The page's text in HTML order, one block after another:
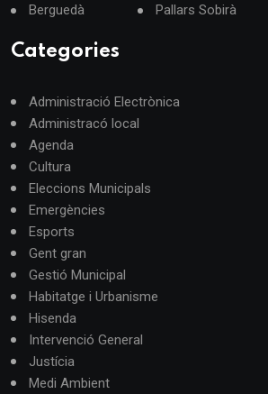
Berguedà
Pallars Sobirà
Categories
Administració Electrònica
Administracó local
Agenda
Cultura
Eleccions Municipals
Emergències
Esports
Gent gran
Gestió Municipal
Habitatge i Urbanisme
Hisenda
Intervenció General
Justícia
Medi Ambient